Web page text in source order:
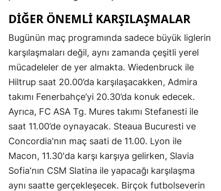
DIĞER ÖNEMLI KARŞILAŞMALAR
Bugünün maç programında sadece büyük liglerin
karşılaşmaları değil, aynı zamanda çeşitli yerel
mücadeleler de yer almakta. Wiedenbruck ile
Hiltrup saat 20.00’da karşılaşacakken, Admira
takımı Fenerbahçe’yi 20.30’da konuk edecek.
Ayrıca, FC ASA Tg. Mures takımı Stefanesti ile
saat 11.00’de oynayacak. Steaua Bucuresti ve
Concordia'nın maç saati de 11.00. Lyon ile
Macon, 11.30'da karşı karşıya gelirken, Slavia
Sofia'nın CSM Slatina ile yapacağı karşılaşma
aynı saatte gerçekleşecek. Birçok futbolseverin